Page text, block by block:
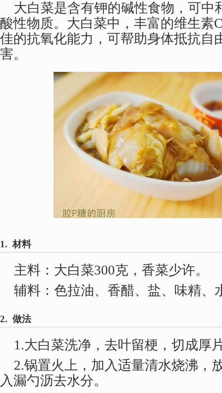
大白菜是含有钾的碱性食物，可中
酸性物质。大白菜中，丰富的维生素
佳的抗氧化能力，可帮助身体抵抗自
害。
1. 材料
主料：大白菜300克，香菜少许。
辅料：色拉油、香醋、盐、味精、
2. 做法
1.大白菜洗净，去叶留梗，切成厚
2.锅置火上，加入适量清水烧沸，
入漏勺沥去水分。